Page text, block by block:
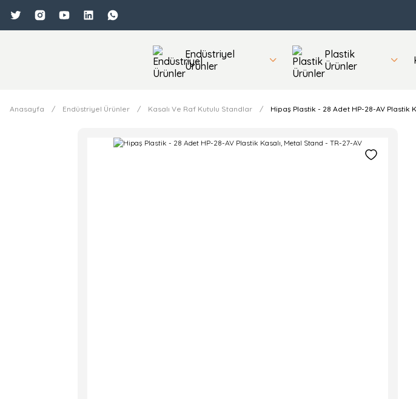
Endüstriyel
Ürünler
Plastik
Ürünler
Anasayfa Endüstriyel Ürünler Kasalı Ve Raf Kutulu Standlar Hipaş Plastik - 28 Adet HP-28-AV Plastik